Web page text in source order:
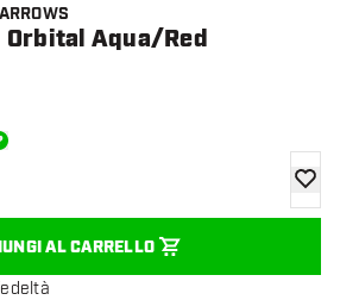
Aqua/Red
AL CARRELLO